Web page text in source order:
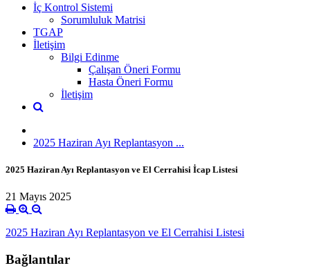
İç Kontrol Sistemi
Sorumluluk Matrisi
TGAP
İletişim
Bilgi Edinme
Çalışan Öneri Formu
Hasta Öneri Formu
İletişim
2025 Haziran Ayı Replantasyon ...
2025 Haziran Ayı Replantasyon ve El Cerrahisi İcap Listesi
21 Mayıs 2025
2025 Haziran Ayı Replantasyon ve El Cerrahisi Listesi
Bağlantılar